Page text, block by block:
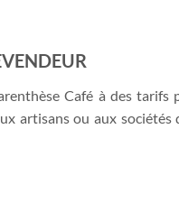
Café à des tarifs
artisans ou aux